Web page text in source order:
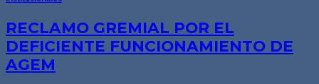
RECLAMO GREMIAL POR EL
DEFICIENTE FUNCIONAMIENTO DE
AGEM